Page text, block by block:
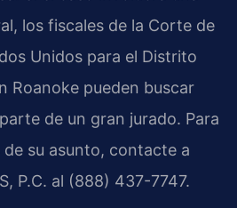
los fiscales de la Corte de
Unidos para el Distrito
Roanoke pueden buscar
de un gran jurado. Para
su asunto, contacte a
P.C. al (888) 437-7747.